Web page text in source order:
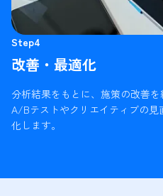
Step4
改善・最適化
分析結果をもとに、施策の改善を
A/Bテストやクリエイティブの見
化します。